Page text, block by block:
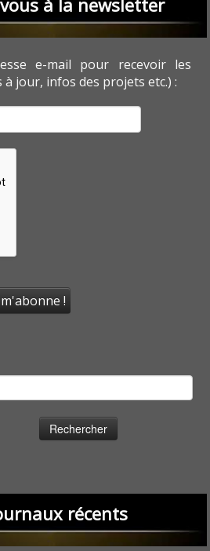
à la newsletter
e-mail pour recevoir les
jour, infos des projets etc.) :
récents